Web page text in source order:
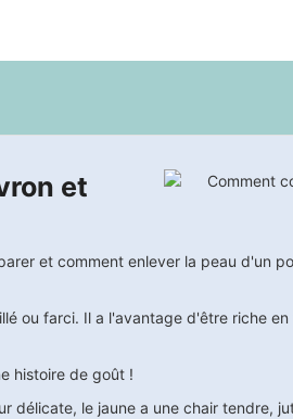
et
et comment enlever la peau d'un
ou farci. Il a l'avantage d'être riche
histoire de goût !
délicate, le jaune a une chair tendre,